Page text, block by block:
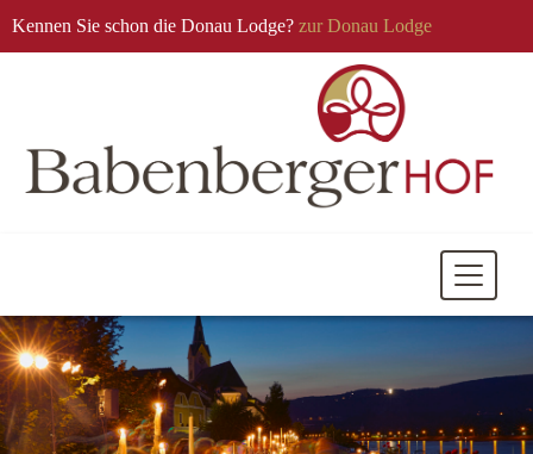
Kennen Sie schon die Donau Lodge? zur Donau Lodge
Mobile